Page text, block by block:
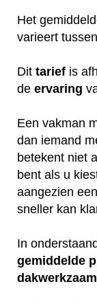
Het
varieert
Dit tarief is
de ervaring
Een vakman
dan iemand
betekent niet
bent als u
aangezien
sneller kan
In
gemiddelde